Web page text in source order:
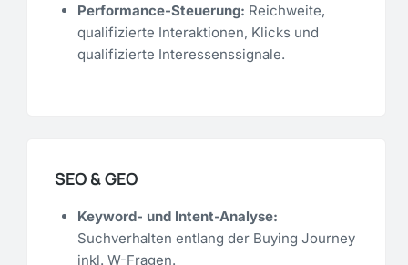
Performance-Steuerung: Reichweite,
qualifizierte Interaktionen, Klicks und
qualifizierte Interessenssignale.
SEO & GEO
Keyword- und Intent-Analyse:
Suchverhalten entlang der Buying Journey
inkl. W-Fragen.